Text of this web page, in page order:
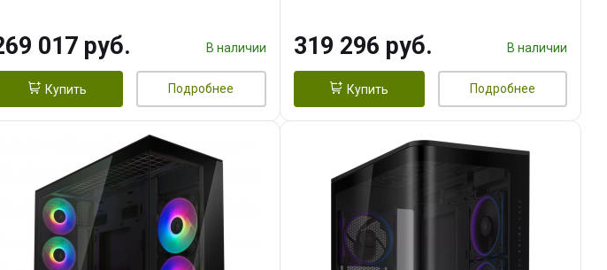
3xDP HD/ 512 ГБ SSD)
017 руб. В наличии
Купить Подробнее
GDDR7 256bit/ 960 ГБ SSD)
319 296 руб. В наличии
Купить Подробнее